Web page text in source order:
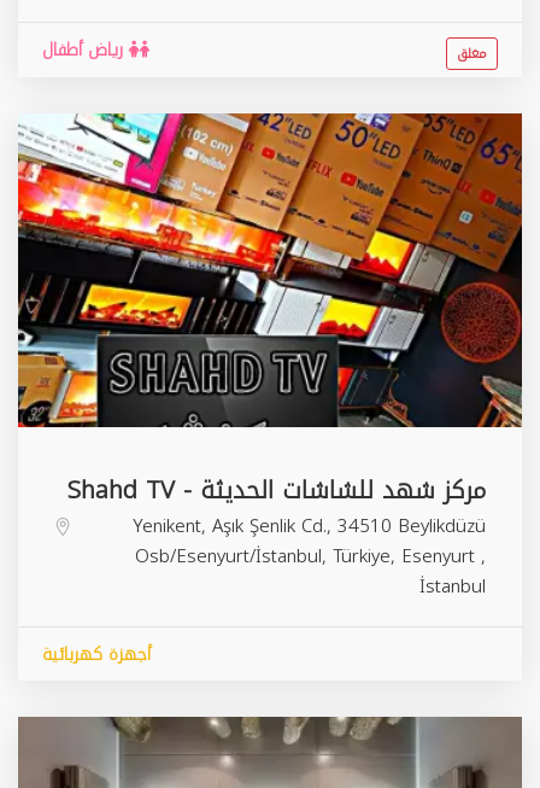
رياض أطفال مغلق
مركز شهد للشاشات الحديثة - Shahd TV
Yenikent, Aşık Şenlik Cd., 34510 Beylikdüzü
Osb/Esenyurt/İstanbul, Türkiye, Esenyurt,
İstanbul
أجهزة كهربائية